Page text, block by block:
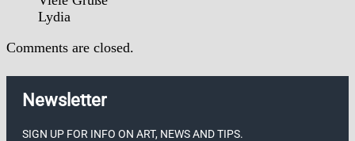
Lydia
Comments are closed.
Newsletter
SIGN UP FOR INFO ON ART, NEWS AND TIPS.